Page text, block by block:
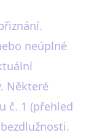
neúplné
Některé
č. 1 (přehled